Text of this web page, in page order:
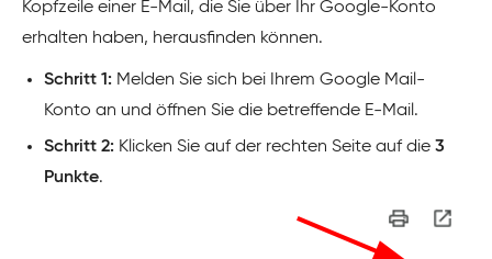
Kopfzeile einer E-Mail, die Sie über Ihr Google-Konto
erhalten haben, herausfinden können.
Schritt 1: Melden Sie sich bei Ihrem Google Mail-
Konto an und öffnen Sie die betreffende E-Mail.
Schritt 2: Klicken Sie auf der rechten Seite auf die 3
Punkte.